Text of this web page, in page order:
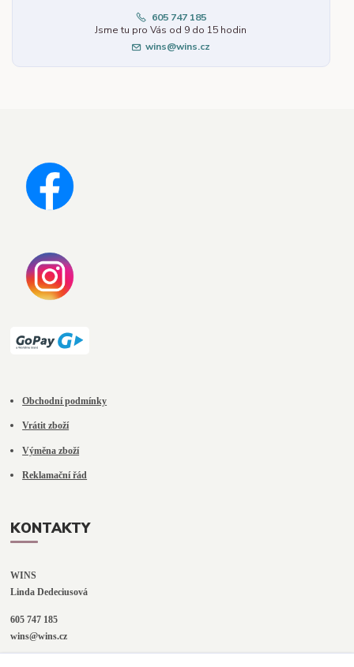
605 747 185
Jsme tu pro Vás od 9 do 15 hodin
wins@wins.cz
Obchodní podmínky
Vrátit zboží
Výměna zboží
Reklamační řád
KONTAKTY
WINS
Linda Dedeciusová
605 747 185
wins@wins.cz